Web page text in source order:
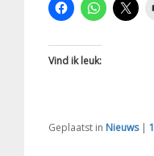
Vind ik leuk:
Geplaatst in Nieuws | 1